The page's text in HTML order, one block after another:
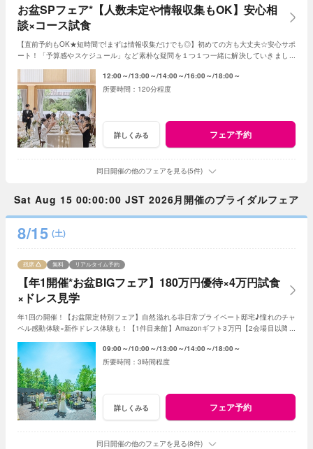
お盆SPフェア*【人数未定や情報収集もOK】安心相
談×コース試食
【直前予約もOK★短時間で!まずは情報収集だけでも◎】初めての方も大丈夫☆安心サポ
ート！「予算感やスケジュール」など素朴な疑問を１つ１つ一緒に解決していきましょ
12:00～ 13:00～ 14:00～ 16:00～ 18:00～
120分程度
詳しくみる フェア予約
同日開催の他のフェアを見る(5件)
Sat Aug 15 00:00:00 JST 2026月開催のブライダルフェア
8/15 (土)
【年1開催*お盆BIGフェア】180万円優待×4万円試食
×ドレス見学
残席 無料 リアルタイム予約
年1回の開催！【お盆限定特別フェア】自然溢れる非日常プライベート邸宅♪憧れのチャ
ペル感動体験×新作ドレス体験も！【1件目来館】Amazonギフト3万円【2会場目以降】
09:00～ 10:00～ 13:00～ 14:00～ 18:00～
3時間程度
詳しくみる フェア予約
同日開催の他のフェアを見る(8件)